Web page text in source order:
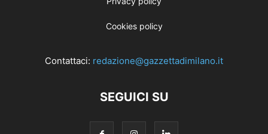
Cookies policy
Contattaci: redazione@gazzettadimilano.it
SEGUICI SU